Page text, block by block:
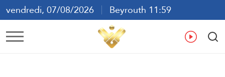
vendredi, 07/08/2026
Beyrouth 11:59
ع